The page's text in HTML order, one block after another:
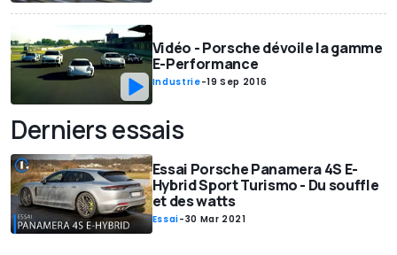
Vidéo - Porsche dévoile la gamme
E-Performance
Industrie-19 Sep 2016
Derniers essais
Essai Porsche Panamera 4S E-
Hybrid Sport Turismo - Du souffle
et des watts
Essai-30 Mar 2021